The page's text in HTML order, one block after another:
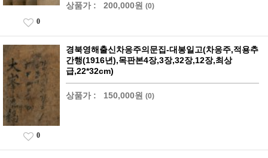
상품가 : 200,000원 (0)
0
경북영해출신차응주의문집-대봉일고(차응주,적용추
간행(1916년),목판본4장,3장,32장,12장,최상
급,22*32cm)
상품가 : 150,000원 (0)
0